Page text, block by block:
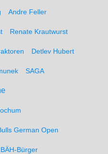
Andre Feller
Renate Krautwurst
Detlev Hubert
SAGA
German Open
BÄH-Bürger